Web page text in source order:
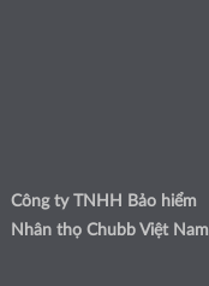
Công ty TNHH Bảo hiểm
Nhân thọ Chubb Việt Nam